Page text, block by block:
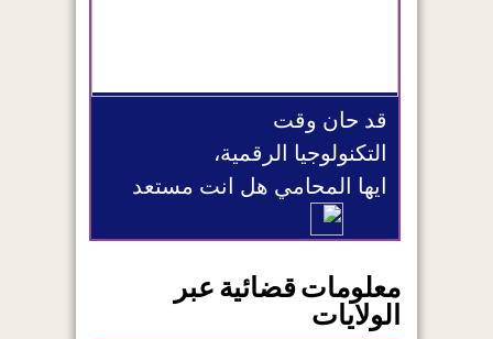
قد حان وقت
التكنولوجيا الرقمية،
ايها المحامي هل انت مستعد
معلومات قضائية عبر
الولايات